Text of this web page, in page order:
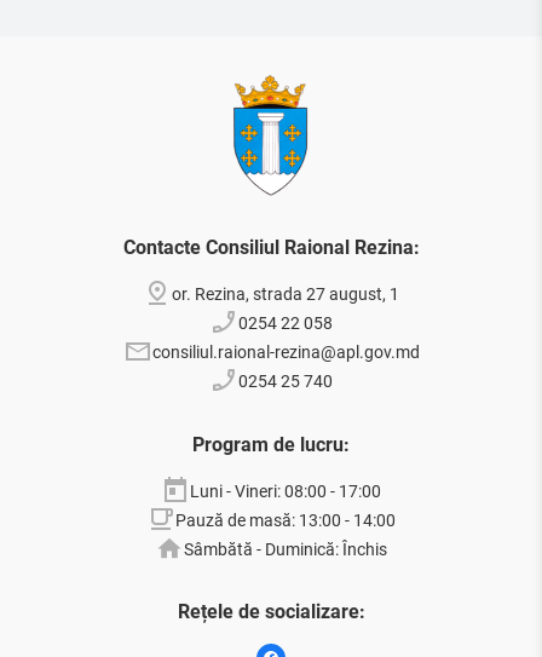
Contacte Consiliul Raional Rezina:
or. Rezina, strada 27 august, 1
0254 22 058
consiliul.raional-rezina@apl.gov.md
0254 25 740
Program de lucru:
Luni - Vineri: 08:00 - 17:00
Pauză de masă: 13:00 - 14:00
Sâmbătă - Duminică: Închis
Rețele de socializare: